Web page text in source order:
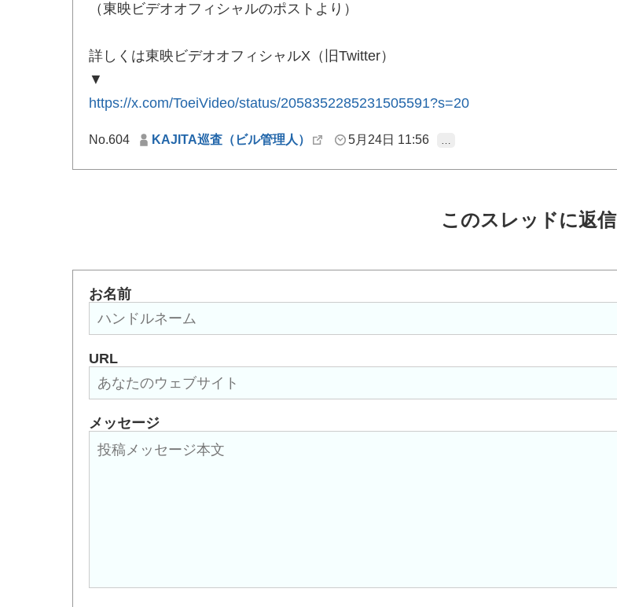
（東映ビデオオフィシャルのポストより）
詳しくは東映ビデオオフィシャルX（旧Twitter）
▼
https://x.com/ToeiVideo/status/2058352285231505591?s=20
No.604 KAJITA巡査（ビル管理人） 5月24日 11:56
このスレッドに返信
お名前
URL
メッセージ